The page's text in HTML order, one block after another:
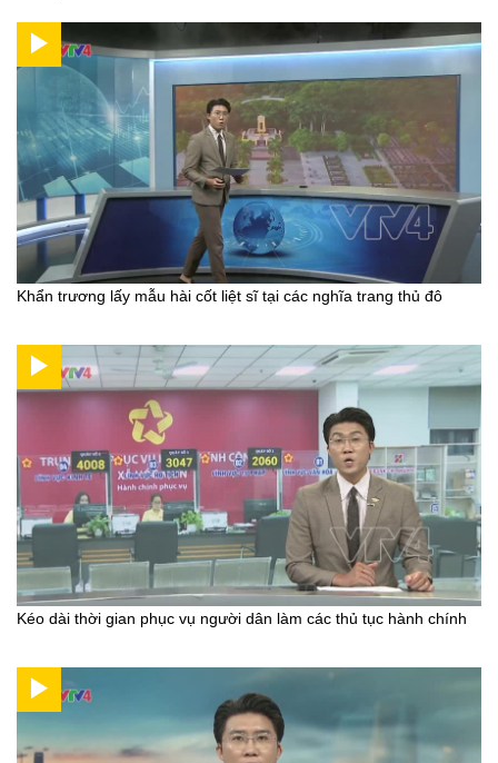
Khẩn trương lấy mẫu hài cốt liệt sĩ tại các nghĩa trang thủ đô
Kéo dài thời gian phục vụ người dân làm các thủ tục hành chính